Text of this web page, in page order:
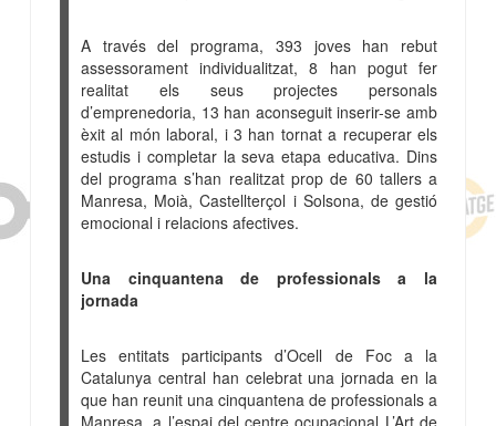
A través del programa, 393 joves han rebut
assessorament individualitzat, 8 han pogut fer
realitat els seus projectes personals
d’emprenedoria, 13 han aconseguit inserir-se amb
èxit al món laboral, i 3 han tornat a recuperar els
estudis i completar la seva etapa educativa. Dins
del programa s’han realitzat prop de 60 tallers a
Manresa, Moià, Castellterçol i Solsona, de gestió
emocional i relacions afectives.
Una cinquantena de professionals a la
jornada
Les entitats participants d’Ocell de Foc a la
Catalunya central han celebrat una jornada en la
que han reunit una cinquantena de professionals a
Manresa, a l’espai del centre ocupacional L’Art de